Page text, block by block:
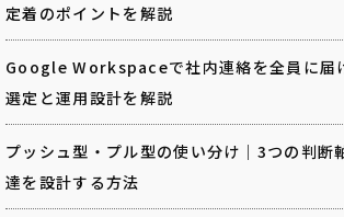
定着のポイントを解説
Google Workspaceで社内連絡を全員に届
選定と運用設計を解説
プッシュ型・プル型の使い分け｜3つの判断
達を設計する方法